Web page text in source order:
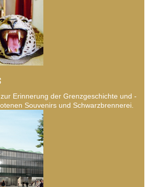
Erinnerung der Grenzgeschichte und -
Souvenirs und Schwarzbrennerei.